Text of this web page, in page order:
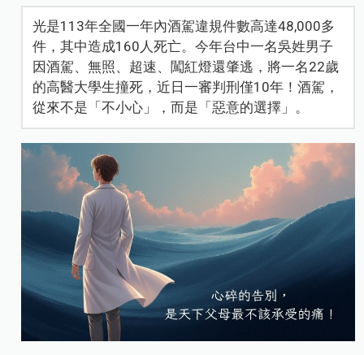
光是113年全國一年內酒駕違規件數高達48,000多
件，其中造成160人死亡。今年台中一名吳姓男子
因酒駕、無照、超速、闖紅燈還肇逃，將一名22歲
的高醫大學生撞死，近日一審判刑僅10年！酒駕，
從來不是「不小心」，而是「惡意的選擇」。